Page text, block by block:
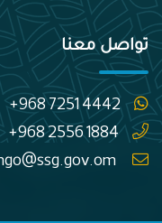
تواصل معنا
+968 7251 4442
+968 2556 1884